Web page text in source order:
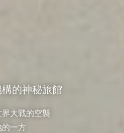
的神秘旅館
大戰的空襲
的一方